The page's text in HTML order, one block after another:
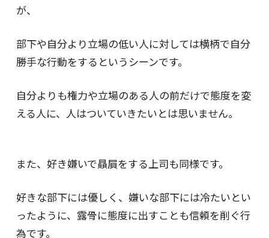
が、
部下や自分より立場の低い人に対しては横柄で自分
勝手な行動をするというシーンです。
自分よりも権力や立場のある人の前だけで態度を変
える人に、人はついていきたいとは思いません。
また、好き嫌いで贔屓をする上司も同様です。
好きな部下には優しく、嫌いな部下には冷たいとい
ったように、露骨に態度に出すことも信頼を削ぐ行
為です。